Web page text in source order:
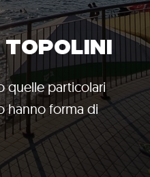
quelle particolari
hanno forma di